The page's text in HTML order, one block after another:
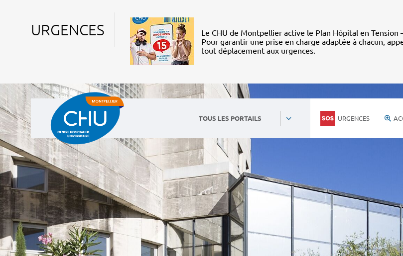
URGENCES
Le CHU de Montpellier active le Plan Hôpital en Tension
Pour garantir une prise en charge adaptée à chacun,
tout déplacement aux urgences.
TOUS LES PORTAILS URGENCES